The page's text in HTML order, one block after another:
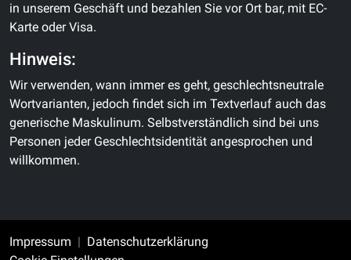
in unserem Geschäft und bezahlen Sie vor Ort bar, mit EC-
Karte oder Visa.
Hinweis:
Wir verwenden, wann immer es geht, geschlechtsneutrale
Wortvarianten, jedoch findet sich im Textverlauf auch das
generische Maskulinum. Selbstverständlich sind bei uns
Personen jeder Geschlechtsidentität angesprochen und
willkommen.
Impressum
Datenschutzerklärung